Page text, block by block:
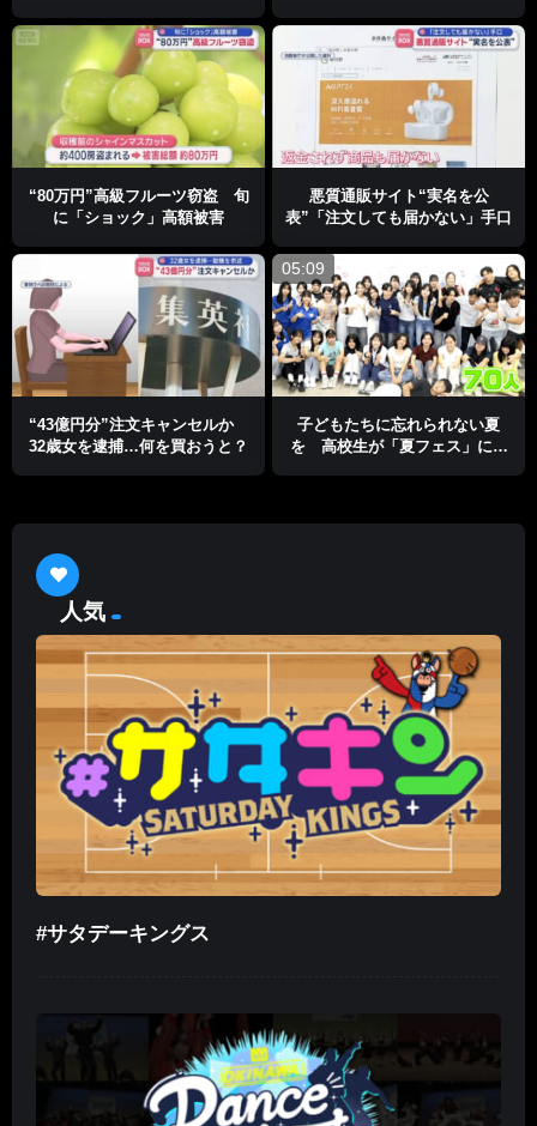
“80万円”高級フルーツ窃盗 旬
に「ショック」高額被害
悪質通販サイト“実名を公
表”「注文しても届かない」手口
“43億円分”注文キャンセルか
32歳女を逮捕…何を買おうと？
05:09
子どもたちに忘れられない夏
を 高校生が「夏フェス」に挑
人気
#サタデーキングス